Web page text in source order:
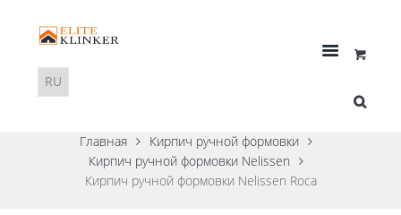
Главная
Кирпич ручной формовки
Кирпич ручной формовки Nelissen
Кирпич ручной формовки Nelissen Roca